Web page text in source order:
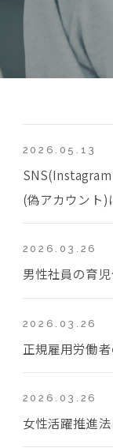
2026.05.13
(偽アカウント)
2026.03.26
男性社員の育
2026.03.26
正規雇用労働
2026.03.26
女性活躍推進